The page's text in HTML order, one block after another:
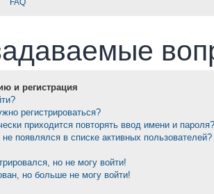
FAQ
и регистрация
регистрироваться?
приходится повторять ввод имени и пароля?
появлялся в списке активных пользователей?
но не могу войти!
но больше не могу войти!